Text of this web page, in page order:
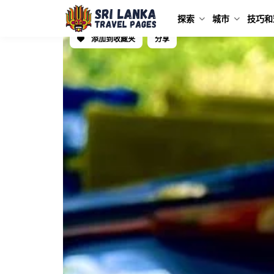
探索 城市 技巧
添加到收藏夹 分享